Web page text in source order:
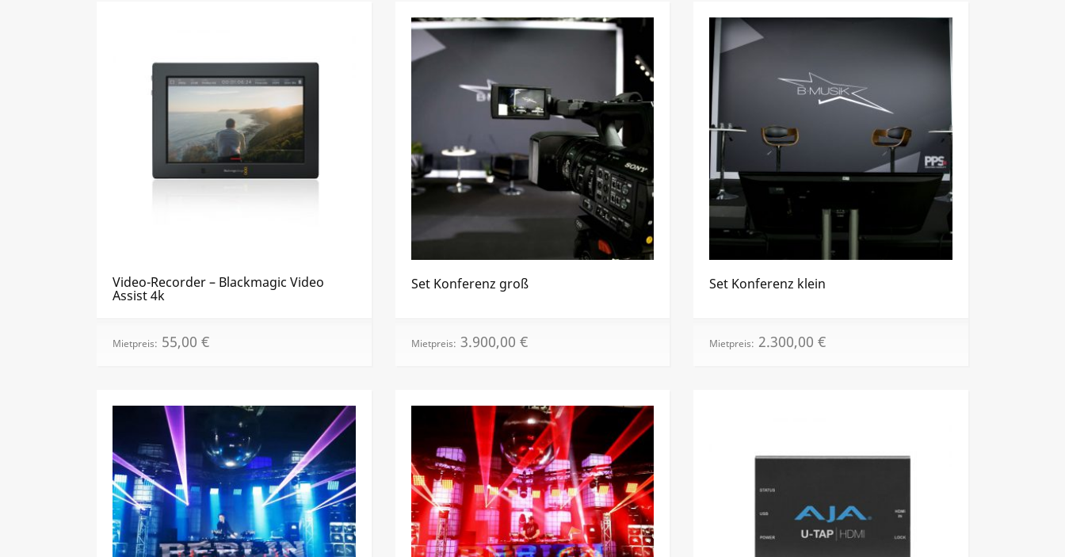
Video-Recorder – Blackmagic Video
Assist 4k
Mietpreis: 55,00 €
Set Konferenz groß
Mietpreis: 3.900,00 €
Set Konferenz klein
Mietpreis: 2.300,00€